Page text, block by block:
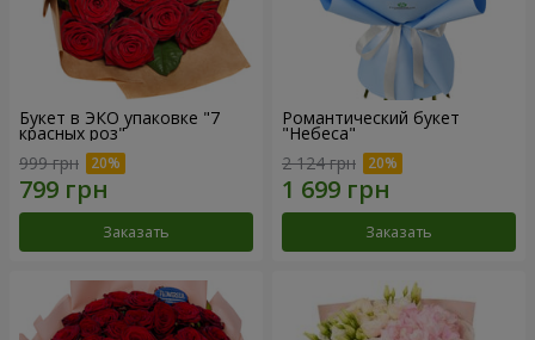
Букет в ЭКО упаковке "7
красных роз"
999 грн
Заказать
Романтический букет
"Небеса"
2 124 грн
Заказать